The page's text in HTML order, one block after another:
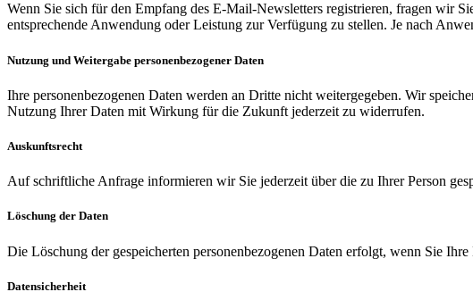
Wenn Sie sich für den Empfang des E-Mail-Newsletters registrieren, fragen wir
entsprechende Anwendung oder Leistung zur Verfügung zu stellen. Je nach
Nutzung und Weitergabe personenbezogener Daten
Ihre personenbezogenen Daten werden an Dritte nicht weitergegeben. Wir
Nutzung Ihrer Daten mit Wirkung für die Zukunft jederzeit zu widerrufen.
Auskunftsrecht
Auf schriftliche Anfrage informieren wir Sie jederzeit über die zu Ihrer Person
Löschung der Daten
Die Löschung der gespeicherten personenbezogenen Daten erfolgt, wenn Sie
Datensicherheit